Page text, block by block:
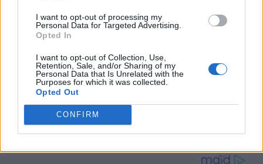
I want to opt-out of processing my
Personal Data for Targeted Advertising.
Opted In
I want to opt-out of Collection, Use,
Retention, Sale, and/or Sharing of my
Personal Data that Is Unrelated with the
Purposes for which it was collected.
Opted Out
CONFIRM
ΠΑΣΟΚ: Η κυβέρνηση οφείλει
να δώσει άμεσα εξηγήσεις για
την υπόθεση διαφθοράς στις
πολεοδομίες
Παραιτήθηκε ο γγ Χωρικού
Περιβάλλοντος, Ευθύμιος